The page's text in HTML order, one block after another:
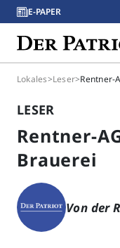
E-PAPER
Lokales>Leser>Rentner-
LESER
Rentner-
Brauerei
Von der